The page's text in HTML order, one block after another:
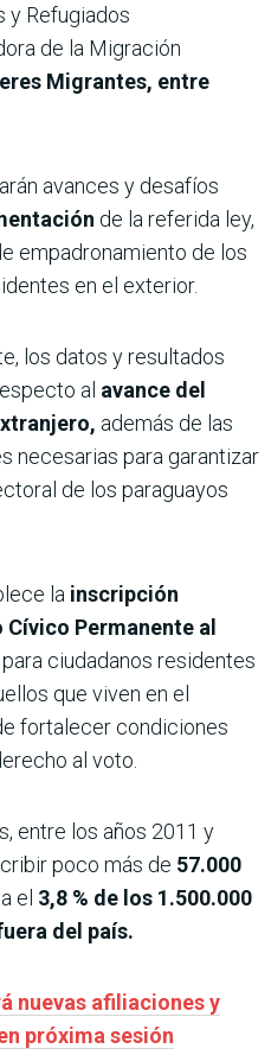
y Refugiados
de la Migración
Migrantes, entre
avances y desafíos
de la referida ley,
empadronamiento de los
en el exterior.
los datos y resultados
al avance del
además de las
necesarias para garantizar
de los paraguayos
la inscripción
Permanente al
ciudadanos residentes
que viven en el
fortalecer condiciones
al voto.
entre los años 2011 y
poco más de 57.000
el 3,8 % de los 1.500.000
del país.
nuevas afiliaciones y
próxima sesión